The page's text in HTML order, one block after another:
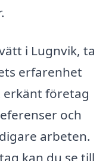
i Lugnvik, ta
erfarenhet
erkänt företag
och
arbeten.
kan du se till